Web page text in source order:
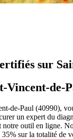
sur
Vincent-de-
de-Paul (40990),
un expert du
outil en ligne.
sur la totalité